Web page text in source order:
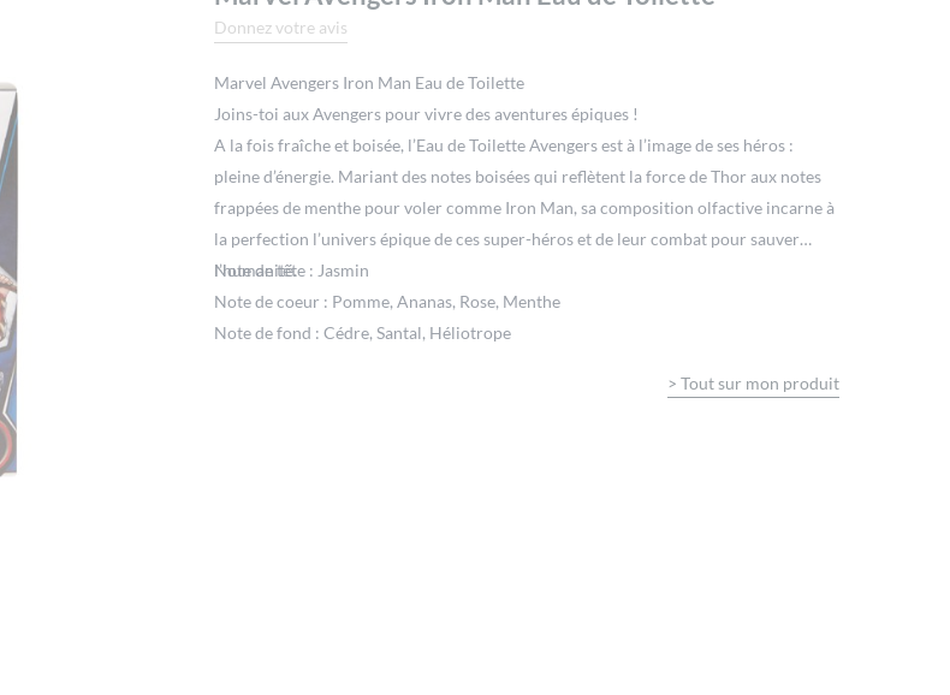
Donnez votre avis
Marvel Avengers Iron Man Eau de Toilette
Joins-toi aux Avengers pour vivre des aventures épiques !
A la fois fraîche et boisée, l’Eau de Toilette Avengers est à l’image de ses héros :
pleine d’énergie. Mariant des notes boisées qui reflètent la force de Thor aux notes
frappées de menthe pour voler comme Iron Man, sa composition olfactive incarne à
la perfection l’univers épique de ces super-héros et de leur combat pour sauver
l’humanité.
Note de tête : Jasmin
Note de coeur : Pomme, Ananas, Rose, Menthe
Note de fond : Cédre, Santal, Héliotrope
> Tout sur mon produit